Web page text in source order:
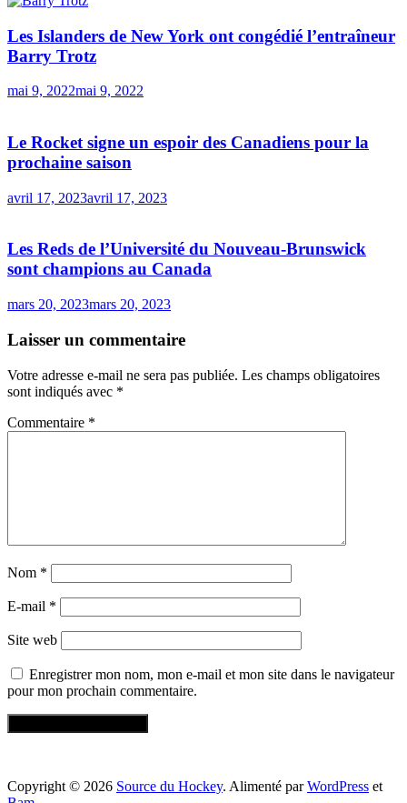
Les Islanders de New York ont ​​congédié l’entraîneur
Barry Trotz
mai 9, 2022mai 9, 2022
Le Rocket signe un espoir des Canadiens pour la
prochaine saison
avril 17, 2023avril 17, 2023
Les Reds de l’Université du Nouveau-Brunswick
sont champions au Canada
mars 20, 2023mars 20, 2023
Laisser un commentaire
Votre adresse e-mail ne sera pas publiée. Les champs obligatoires
sont indiqués avec *
Commentaire *
Nom *
E-mail *
Site web
Enregistrer mon nom, mon e-mail et mon site dans le navigateur
pour mon prochain commentaire.
Copyright © 2026 Source du Hockey. Alimenté parWordPress et